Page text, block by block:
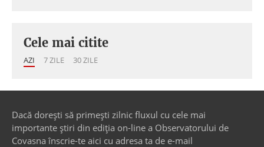
Cele mai citite
AZI 7 ZILE 30 ZILE
Dacă dorești să primești zilnic fluxul cu cele mai
importante știri din ediția on-line a Observatorului de
Covasna înscrie-te aici cu adresa ta de e-mail